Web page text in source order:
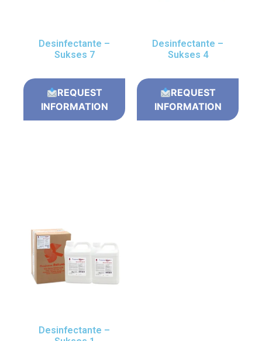
Desinfectante –
Sukses 7
REQUEST
INFORMATION
Desinfectante –
Sukses 4
REQUEST
INFORMATION
Desinfectante –